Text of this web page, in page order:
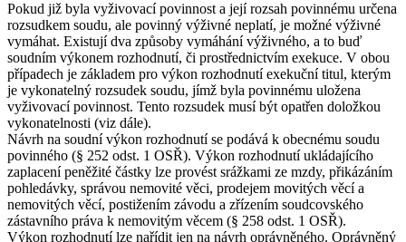
Pokud již byla vyživovací povinnost a její rozsah povinnému určena
rozsudkem soudu, ale povinný výživné neplatí, je možné výživné
vymáhat. Existují dva způsoby vymáhání výživného, a to buď
soudním výkonem rozhodnutí, či prostřednictvím exekuce. V obou
případech je základem pro výkon rozhodnutí exekuční titul, kterým
je vykonatelný rozsudek soudu, jímž byla povinnému uložena
vyživovací povinnost. Tento rozsudek musí být opatřen doložkou
vykonatelnosti (viz dále).
Návrh na soudní výkon rozhodnutí se podává k obecnému soudu
povinného (§ 252 odst. 1 OSŘ). Výkon rozhodnutí ukládajícího
zaplacení peněžité částky lze provést srážkami ze mzdy, přikázáním
pohledávky, správou nemovité věci, prodejem movitých věcí a
nemovitých věcí, postižením závodu a zřízením soudcovského
zástavního práva k nemovitým věcem (§ 258 odst. 1 OSŘ).
Výkon rozhodnutí lze nařídit jen na návrh oprávněného. Oprávněný